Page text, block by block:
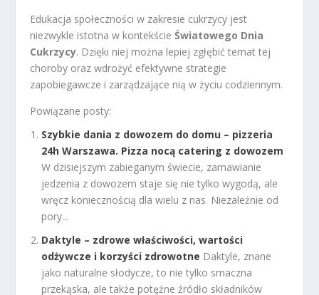
Edukacja społeczności w zakresie cukrzycy jest
niezwykle istotna w kontekścieŚwiatowego Dnia
Cukrzycy. Dzięki niej można lepiej zgłębić temat tej
choroby oraz wdrożyć efektywne strategie
zapobiegawcze i zarządzające nią w życiu codziennym.
Powiązane posty:
Szybkie dania z dowozem do domu – pizzeria
24h Warszawa. Pizza nocą catering z dowozem
W dzisiejszym zabieganym świecie, zamawianie
jedzenia z dowozem staje się nie tylko wygodą, ale
wręcz koniecznością dla wielu z nas. Niezależnie od
pory...
Daktyle – zdrowe właściwości, wartości
odżywcze i korzyści zdrowotne Daktyle, znane
jako naturalne słodycze, to nie tylko smaczna
przekąska, ale także potężne źródło składników